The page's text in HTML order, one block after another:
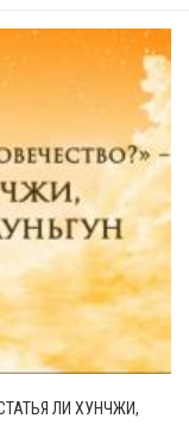
ЛИ ХУНЧЖИ,